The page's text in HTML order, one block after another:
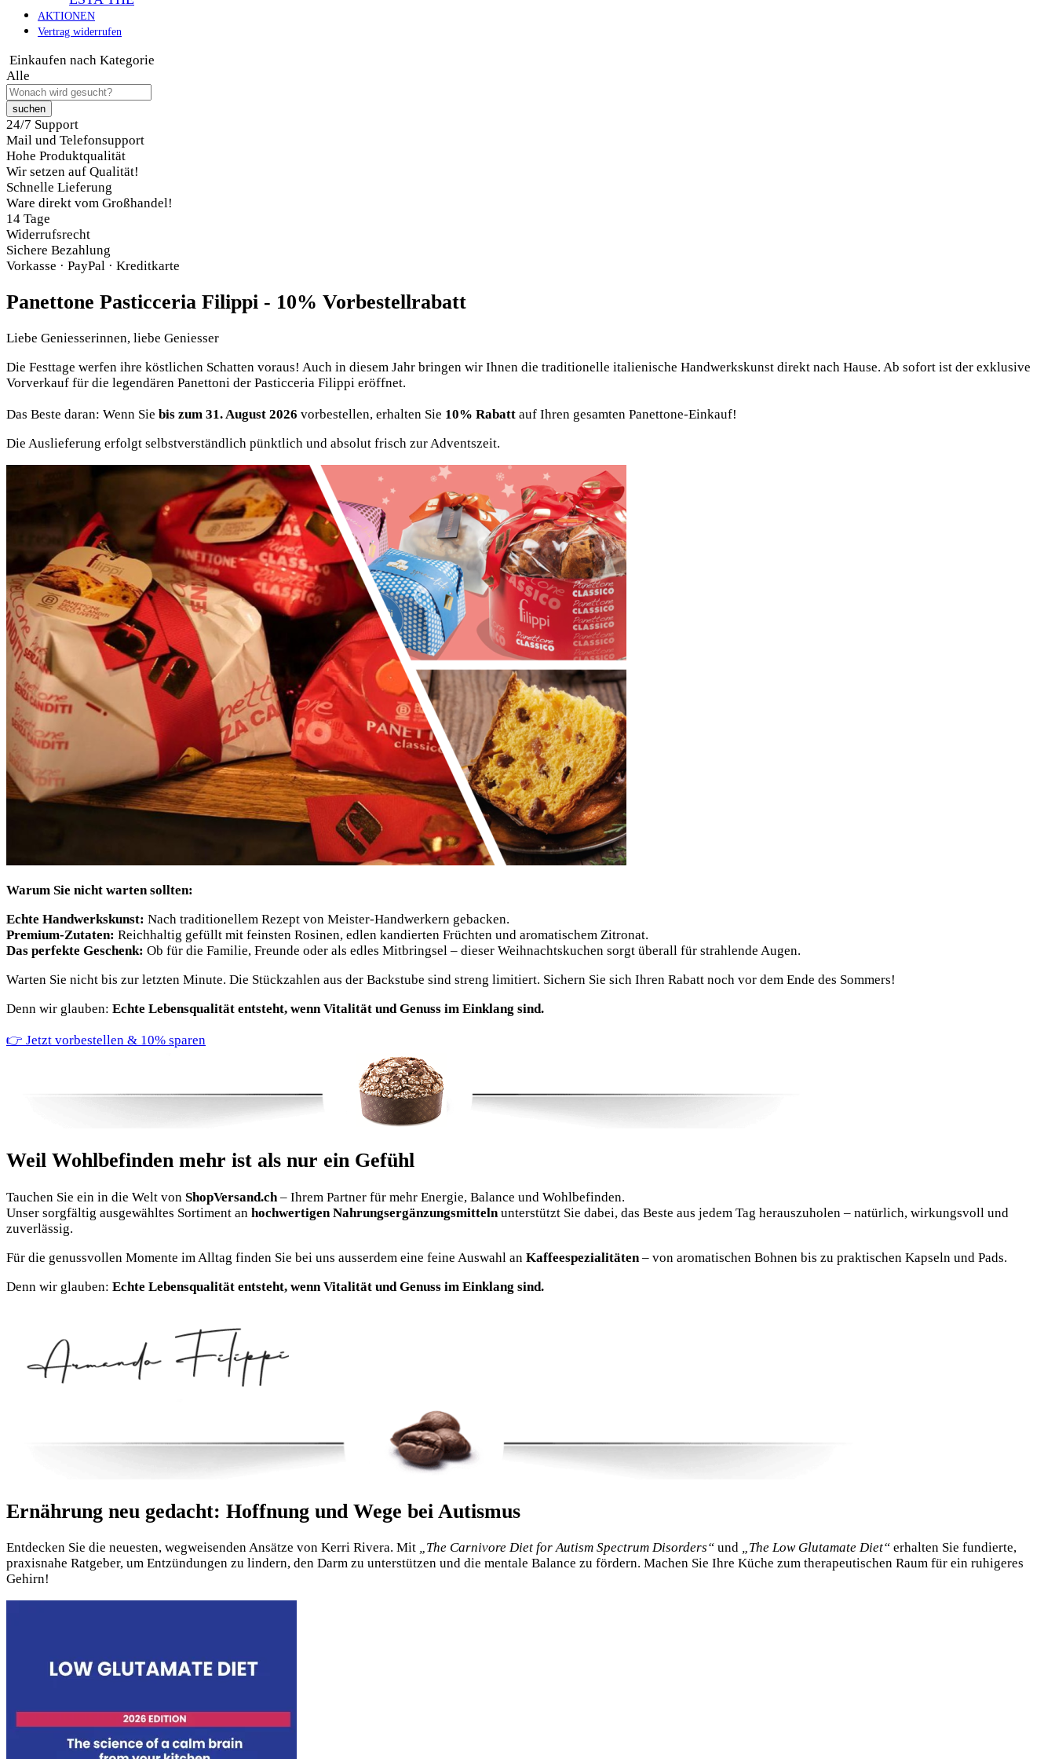
AKTIONEN
Vertrag widerrufen
Einkaufen nach Kategorie
Alle
suchen
24/7 Support
Mail und Telefonsupport
Hohe Produktqualität
Wir setzen auf Qualität!
Schnelle Lieferung
Ware direkt vom Großhandel!
14 Tage
Widerrufsrecht
Sichere Bezahlung
Vorkasse · PayPal · Kreditkarte
Panettone Pasticceria Filippi - 10% Vorbestellrabatt
Liebe Geniesserinnen, liebe Geniesser
Die Festtage werfen ihre köstlichen Schatten voraus! Auch in diesem Jahr bringen wir Ihnen die traditionelle italienische Handwerkskunst direkt nach Hause. Ab sofort ist der exklusive
Vorverkauf für die legendären Panettoni der Pasticceria Filippi eröffnet.
Das Beste daran: Wenn Sie bis zum 31. August 2026 vorbestellen, erhalten Sie 10% Rabatt auf Ihren gesamten Panettone-Einkauf!
Die Auslieferung erfolgt selbstverständlich pünktlich und absolut frisch zur Adventszeit.
Warum Sie nicht warten sollten:
Echte Handwerkskunst: Nach traditionellem Rezept von Meister-Handwerkern gebacken.
Premium-Zutaten: Reichhaltig gefüllt mit feinsten Rosinen, edlen kandierten Früchten und aromatischem Zitronat.
Das perfekte Geschenk: Ob für die Familie, Freunde oder als edles Mitbringsel – dieser Weihnachtskuchen sorgt überall für strahlende Augen.
Warten Sie nicht bis zur letzten Minute. Die Stückzahlen aus der Backstube sind streng limitiert. Sichern Sie sich Ihren Rabatt noch vor dem Ende des Sommers!
Denn wir glauben: Echte Lebensqualität entsteht, wenn Vitalität und Genuss im Einklang sind.
👉 Jetzt vorbestellen & 10% sparen
Weil Wohlbefinden mehr ist als nur ein Gefühl
Tauchen Sie ein in die Welt von ShopVersand.ch – Ihrem Partner für mehr Energie, Balance und Wohlbefinden.
Unser sorgfältig ausgewähltes Sortiment an hochwertigen Nahrungsergänzungsmitteln unterstützt Sie dabei, das Beste aus jedem Tag herauszuholen – natürlich, wirkungsvoll und
zuverlässig.
Für die genussvollen Momente im Alltag finden Sie bei uns ausserdem eine feine Auswahl an Kaffeespezialitäten – von aromatischen Bohnen bis zu praktischen Kapseln und Pads.
Denn wir glauben: Echte Lebensqualität entsteht, wenn Vitalität und Genuss im Einklang sind.
Ernährung neu gedacht: Hoffnung und Wege bei Autismus
Entdecken Sie die neuesten, wegweisenden Ansätze von Kerri Rivera. Mit „The Carnivore Diet for Autism Spectrum Disorders“ und „The Low Glutamate Diet“ erhalten Sie fundierte,
praxisnahe Ratgeber, um Entzündungen zu lindern, den Darm zu unterstützen und die mentale Balance zu fördern. Machen Sie Ihre Küche zum therapeutischen Raum für ein ruhigeres
Gehirn!